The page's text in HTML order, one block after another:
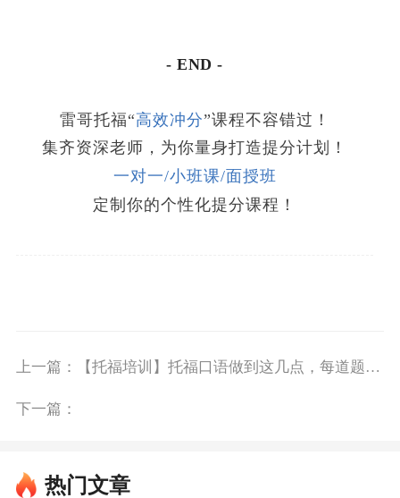
- END -
雷哥托福“高效冲分”课程不容错过！
集齐资深老师，为你量身打造提分计划！
一对一/小班课/面授班
定制你的个性化提分课程！
上一篇： 【托福培训】托福口语做到这几点，每道题都是Good
下一篇：
热门文章